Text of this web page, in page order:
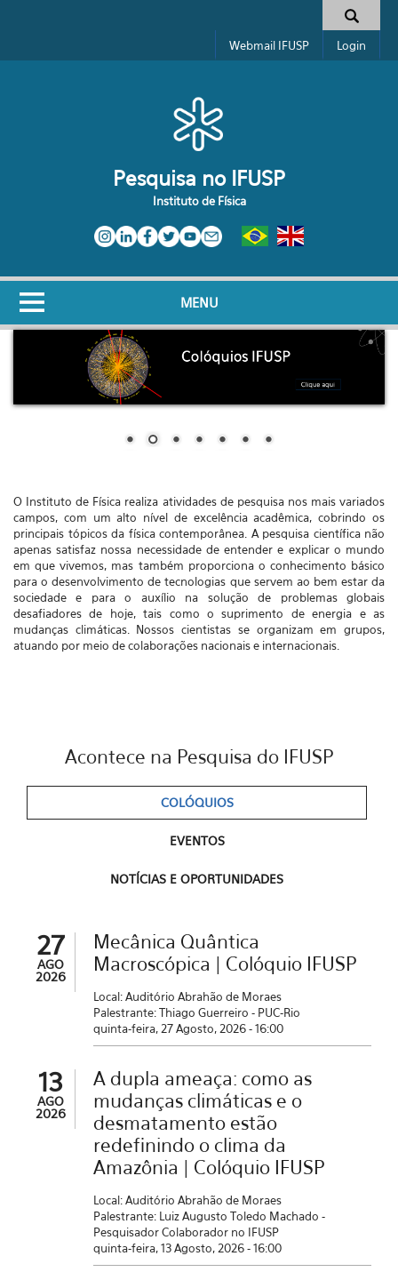
Formulário de busca
Webmail IFUSP Login
Pesquisa no IFUSP
Instituto de Física
MENU
O Instituto de Física realiza atividades de pesquisa nos mais variados
campos, com um alto nível de excelência acadêmica, cobrindo os
principais tópicos da física contemporânea. A pesquisa científica não
apenas satisfaz nossa necessidade de entender e explicar o mundo
em que vivemos, mas também proporciona o conhecimento básico
para o desenvolvimento de tecnologias que servem ao bem estar da
sociedade e para o auxílio na solução de problemas globais
desafiadores de hoje, tais como o suprimento de energia e as
mudanças climáticas. Nossos cientistas se organizam em grupos,
atuando por meio de colaborações nacionais e internacionais.
Acontece na Pesquisa do IFUSP
COLÓQUIOS
EVENTOS
NOTÍCIAS E OPORTUNIDADES
27
AGO
2026
Mecânica Quântica
Macroscópica | Colóquio IFUSP
Local: Auditório Abrahão de Moraes
Palestrante: Thiago Guerreiro - PUC-Rio
quinta-feira, 27 Agosto, 2026 - 16:00
13
AGO
2026
A dupla ameaça: como as
mudanças climáticas e o
desmatamento estão
redefinindo o clima da
Amazônia | Colóquio IFUSP
Local: Auditório Abrahão de Moraes
Palestrante: Luiz Augusto Toledo Machado -
Pesquisador Colaborador no IFUSP
quinta-feira, 13 Agosto, 2026 - 16:00